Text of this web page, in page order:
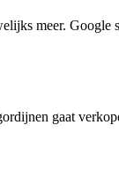
meer. Google
gaat